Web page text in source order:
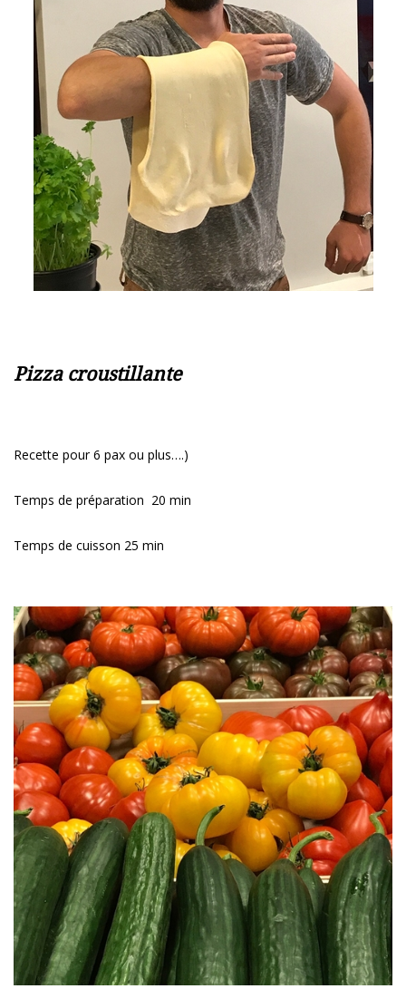
Pizza croustillante
Recette pour 6 pax ou plus….)
Temps de préparation 20 min
Temps de cuisson 25 min